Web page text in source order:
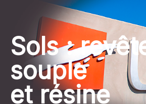
Sols :
souple
et résine